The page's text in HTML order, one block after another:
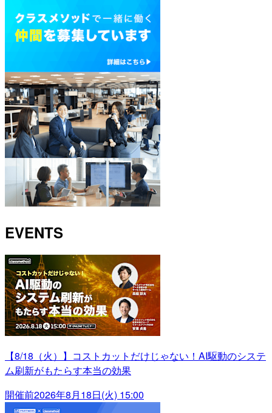
EVENTS
【8/18（火）】コストカットだけじゃない！AI駆動のシステ
ム刷新がもたらす本当の効果
開催前2026年8月18日(火) 15:00